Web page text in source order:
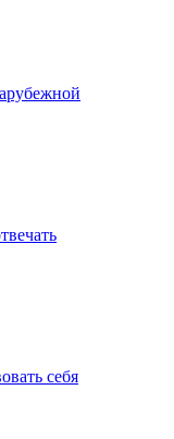
себя